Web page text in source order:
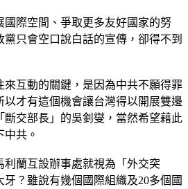
國際空間、爭取更多友好國家的努
只會空口說白話的宣傳，卻得不到
來互動的關鍵，是因為中共不願得罪
以才有這個機會讓台灣得以開展雙邊
斷交部長」的吳釗燮，當然希望藉此
共。
利蘭互設辦事處就視為「外交突
？雖說有幾個國際組織及20多個國